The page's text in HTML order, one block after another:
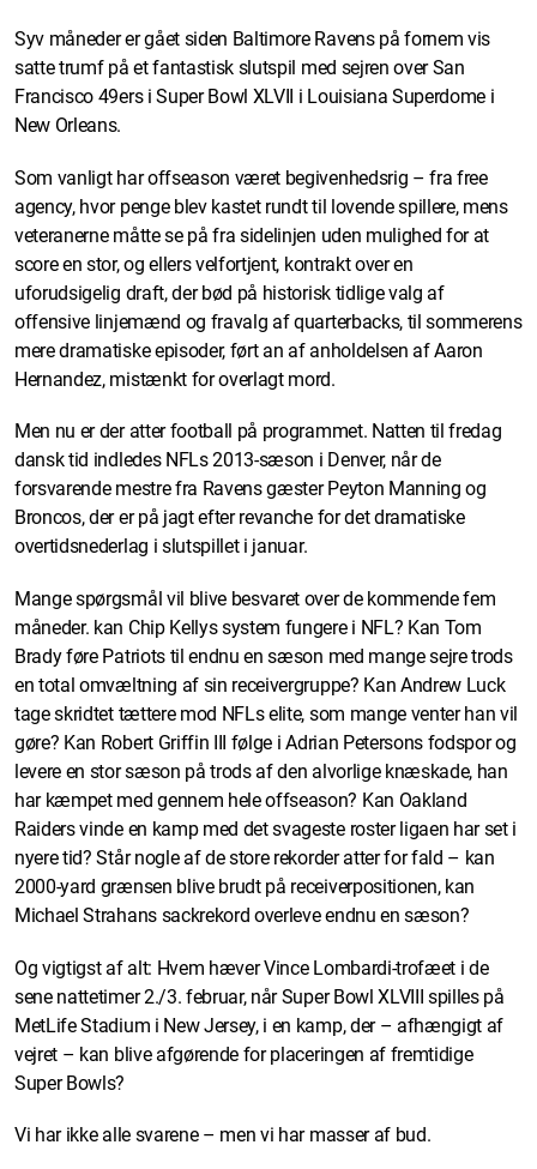
Syv måneder er gået siden Baltimore Ravens på fornem vis
satte trumf på et fantastisk slutspil med sejren over San
Francisco 49ers i Super Bowl XLVII i Louisiana Superdome i
New Orleans.
Som vanligt har offseason været begivenhedsrig – fra free
agency, hvor penge blev kastet rundt til lovende spillere, mens
veteranerne måtte se på fra sidelinjen uden mulighed for at
score en stor, og ellers velfortjent, kontrakt over en
uforudsigelig draft, der bød på historisk tidlige valg af
offensive linjemænd og fravalg af quarterbacks, til sommerens
mere dramatiske episoder, ført an af anholdelsen af Aaron
Hernandez, mistænkt for overlagt mord.
Men nu er der atter football på programmet. Natten til fredag
dansk tid indledes NFLs 2013-sæson i Denver, når de
forsvarende mestre fra Ravens gæster Peyton Manning og
Broncos, der er på jagt efter revanche for det dramatiske
overtidsnederlag i slutspillet i januar.
Mange spørgsmål vil blive besvaret over de kommende fem
måneder. kan Chip Kellys system fungere i NFL? Kan Tom
Brady føre Patriots til endnu en sæson med mange sejre trods
en total omvæltning af sin receivergruppe? Kan Andrew Luck
tage skridtet tættere mod NFLs elite, som mange venter han vil
gøre? Kan Robert Griffin III følge i Adrian Petersons fodspor og
levere en stor sæson på trods af den alvorlige knæskade, han
har kæmpet med gennem hele offseason? Kan Oakland
Raiders vinde en kamp med det svageste roster ligaen har set i
nyere tid? Står nogle af de store rekorder atter for fald – kan
2000-yard grænsen blive brudt på receiverpositionen, kan
Michael Strahans sackrekord overleve endnu en sæson?
Og vigtigst af alt: Hvem hæver Vince Lombardi-trofæet i de
sene nattetimer 2./3. februar, når Super Bowl XLVIII spilles på
MetLife Stadium i New Jersey, i en kamp, der – afhængigt af
vejret – kan blive afgørende for placeringen af fremtidige
Super Bowls?
Vi har ikke alle svarene – men vi har masser af bud.